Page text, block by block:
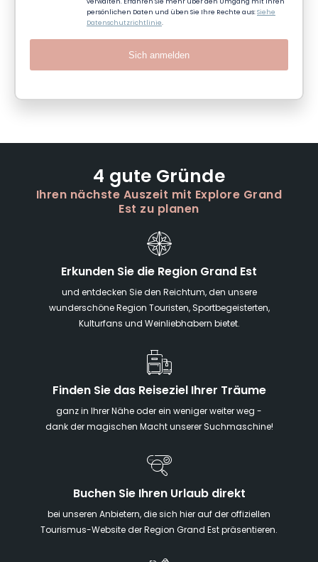
persönlichen Daten und üben Sie Ihre Rechte aus:Siehe
Datenschutzrichtlinie.
Sich anmelden
4 gute Gründe
Ihren nächste Auszeit mit Explore Grand
Est zu planen
Erkunden Sie die Region Grand Est
und entdecken Sie den Reichtum, den unsere
wunderschöne Region Touristen, Sportbegeisterten,
Kulturfans und Weinliebhabern bietet.
Finden Sie das Reiseziel Ihrer Träume
ganz in Ihrer Nähe oder ein weniger weiter weg -
dank der magischen Macht unserer Suchmaschine!
Buchen Sie Ihren Urlaub direkt
bei unseren Anbietern, die sich hier auf der offiziellen
Tourismus-Website der Region Grand Est präsentieren.